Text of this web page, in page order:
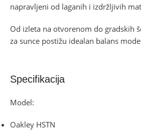
napravljeni od laganih i izdržljivih
Od izleta na otvorenom do gradskih
za sunce postižu idealan balans
Specifikacija
Model:
Oakley HSTN